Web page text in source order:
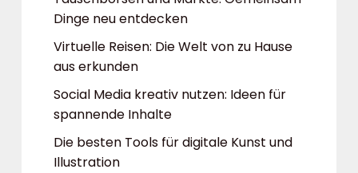
Dinge neu entdecken
Virtuelle Reisen: Die Welt von zu Hause
aus erkunden
Social Media kreativ nutzen: Ideen für
spannende Inhalte
Die besten Tools für digitale Kunst und
Illustration